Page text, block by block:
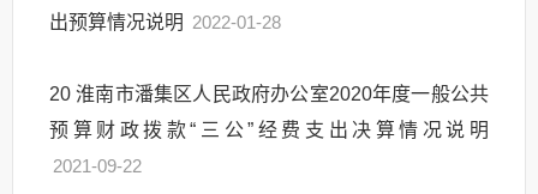
出预算情况说明 2022-01-28
20 淮南市潘集区人民政府办公室2020年度一般公共
预算财政拨款“三公”经费支出决算情况说明
2021-09-22